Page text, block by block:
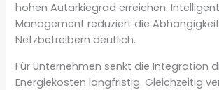
hohen Autarkiegrad erreichen.
Management reduziert die
Netzbetreibern deutlich.
Für Unternehmen senkt die Integration
Energiekosten langfristig. Gleichzeitig